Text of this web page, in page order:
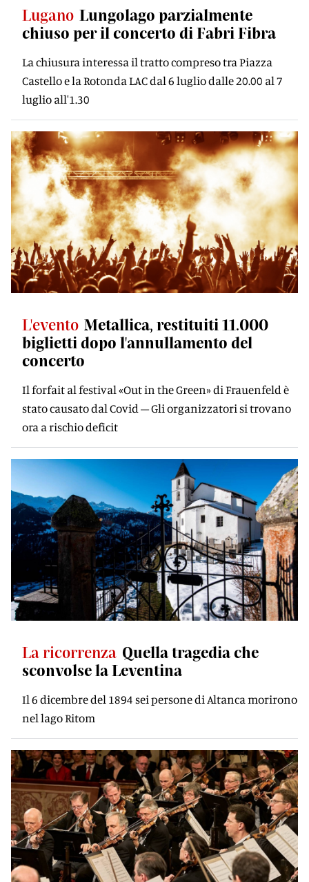
Lugano Lungolago parzialmente
chiuso per il concerto di Fabri Fibra
La chiusura interessa il tratto compreso tra Piazza
Castello e la Rotonda LAC dal 6 luglio dalle 20.00 al 7
luglio all'1.30
L'evento Metallica, restituiti 11.000
biglietti dopo l'annullamento del
concerto
Il forfait al festival «Out in the Green» di Frauenfeld è
stato causato dal Covid – Gli organizzatori si trovano
ora a rischio deficit
La ricorrenza Quella tragedia che
sconvolse la Leventina
Il 6 dicembre del 1894 sei persone di Altanca morirono
nel lago Ritom